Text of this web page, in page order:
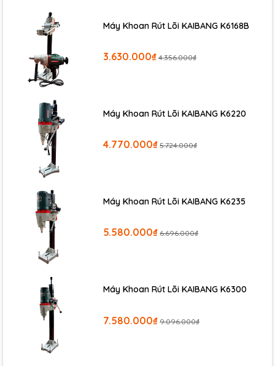
Máy Khoan Rút Lõi KAIBANG K6168B
3.630.000₫ 4.356.000₫
Máy Khoan Rút Lõi KAIBANG K6220
4.770.000₫ 5.724.000₫
Máy Khoan Rút Lõi KAIBANG K6235
5.580.000₫ 6.696.000₫
Máy Khoan Rút Lõi KAIBANG K6300
7.580.000₫ 9.096.000₫